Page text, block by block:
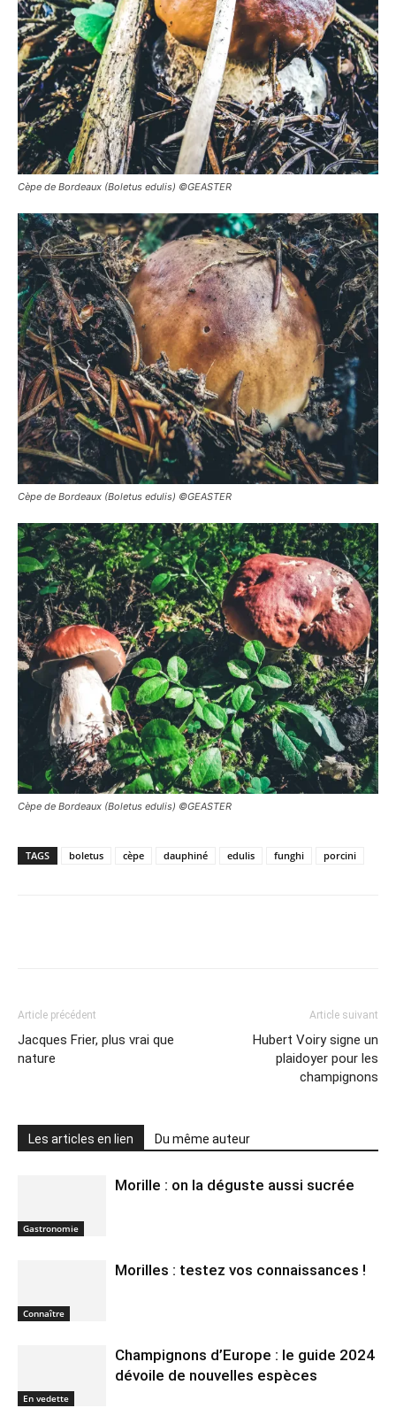
Cèpe de Bordeaux (Boletus edulis) ©GEASTER
Cèpe de Bordeaux (Boletus edulis) ©GEASTER
Cèpe de Bordeaux (Boletus edulis) ©GEASTER
TAGS boletus cèpe dauphiné edulis funghi porcini
Article précédent
Jacques Frier, plus vrai que
nature
Article suivant
Hubert Voiry signe un
plaidoyer pour les
champignons
Les articles en lien Du même auteur
Gastronomie
Morille : on la déguste aussi sucrée
Connaître
Morilles : testez vos connaissances !
En vedette
Champignons d’Europe : le guide 2024
dévoile de nouvelles espèces